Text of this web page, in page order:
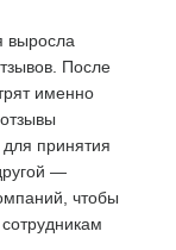
выросла
После
именно
принятия
—
чтобы